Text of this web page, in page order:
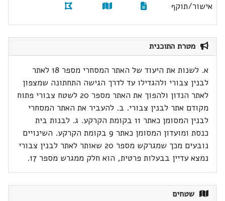
אישור/תוקף
מטרת התוכנית
א. לשנות את היעוד של האתר המסחרי מספר 18 לאתר
לבנין צבורי ולהגדילו עד לדרך הגישה התחתונה שמצפון
לאתר הנדון ולהפוך את האתר מספר 20 לשטח צבורי פתוח
מקודם אתר לבנין צבורי. ב. להעביר את האתר המסחרי
לבנין המסומן כאתר 11 בקומת הקרקע. ג. לבנות בית
כנסת ומועדון המסומן כאתר 9 בקומת הקרקע. השינויים
נובעים מכך שמגרקש מספר 20 שאותר לאתר לבנין צבורי
נמצא עדיין בבעלות פרטית, הוא חלק ממגרש מספר 17.
שטחים